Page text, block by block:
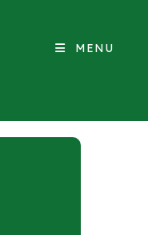
MENU